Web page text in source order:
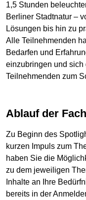
1,5 Stunden
Berliner Stadtnatur –
Lösungen bis hin zu
Alle Teilnehmenden
Bedarfen und
einzubringen und sich
Teilnehmenden zum
Ablauf der
Zu Beginn des
kurzen Impuls zum
haben Sie die
zu dem jeweiligen
Inhalte an Ihre
bereits in der